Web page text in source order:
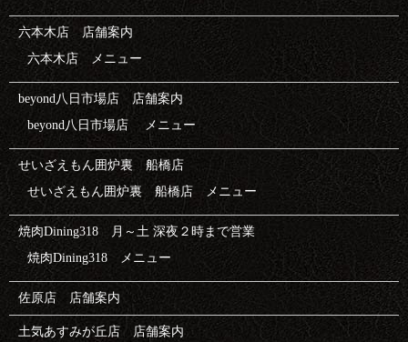
六本木店 店舗案内
六本木店 メニュー
beyond八日市場店 店舗案内
beyond八日市場店 メニュー
せいざえもん囲炉裏 船橋店
せいざえもん囲炉裏 船橋店 メニュー
焼肉Dining318 月～土 深夜２時まで営業
焼肉Dining318 メニュー
佐原店 店舗案内
土気あすみが丘店 店舗案内